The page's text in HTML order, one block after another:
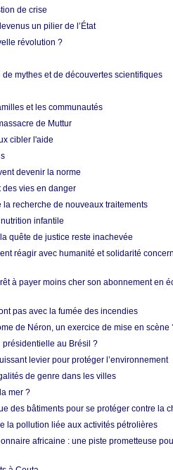
de crise
un pilier de l’État
révolution ?
mythes et de découvertes scientifiques
et les communautés
de Muttur
cibler l'aide
devenir la norme
des vies en danger
la recherche de nouveaux traitements
infantile
quête de justice reste inachevée
réagir avec humanité et solidarité
à payer moins cher son abonnement en
pas avec la fumée des incendies
de Néron, un exercice de mise en scène
au Brésil ?
levier pour protéger l’environnement
de genre dans les villes
mer ?
des bâtiments pour se protéger contre la
la pollution liée aux activités pétrolières
africaine : une piste prometteuse